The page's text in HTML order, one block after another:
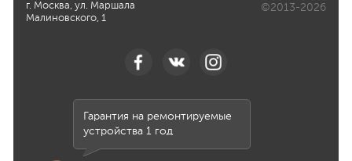
г. Москва, ул. Маршала
Малиновского, 1
©2013-2026
Гарантия на ремонтируемые
устройства 1 год